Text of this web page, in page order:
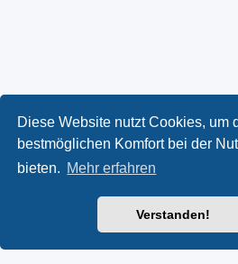
Diese Website nutzt Cookies, um
bestmöglichen Komfort bei der
bieten. Mehr erfahren
Verstanden!